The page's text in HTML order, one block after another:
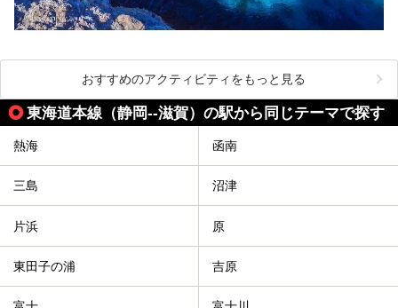
おすすめのアクティビティをもっと見る
東海道本線（静岡--滋賀）の駅から同じテーマで探す
熱海 函南
三島 沼津
片浜 原
東田子の浦 吉原